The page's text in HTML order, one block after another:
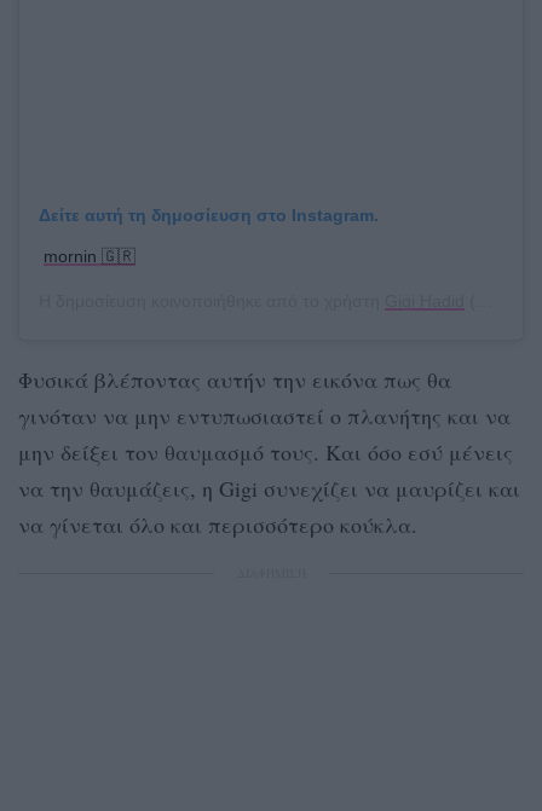
Δείτε αυτή τη δημοσίευση στο Instagram.
mornin 🇬🇷
Φυσικά βλέποντας αυτήν την εικόνα πως θα
γινόταν να μην εντυπωσιαστεί ο πλανήτης και να
μην δείξει τον θαυμασμό τους. Και όσο εσύ μένεις
να την θαυμάζεις, η Gigi συνεχίζει να μαυρίζει και
να γίνεται όλο και περισσότερο κούκλα.